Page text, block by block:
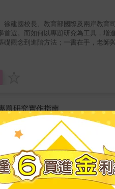
育部國際及兩岸教育司 邱玉蟾參事 專文推薦 & 十二年國教
首選。而如何以專題研究為工具，
方法；一書在手，老師與學生皆能有效掌握要領。 & 本書共分五
信與心態。 & 透過淺顯文字，說明學習時：態度如何建立、工具如何運用、時程如何規畫。 & 穿
題研究實作指南
政等著
育部國際及兩岸教育司 邱玉蟾參事 專文推薦 & 十二年國教
首選。而如何以專題研究為工具，
方法；一書在手，老師與學生皆能有效掌握要領。 & 本書共分五
第四部以深入淺出的對話，將中學
信與心態。 & 透過淺顯文字，說明學習時：態度如何建立、工具如何運用、時程如何規畫。